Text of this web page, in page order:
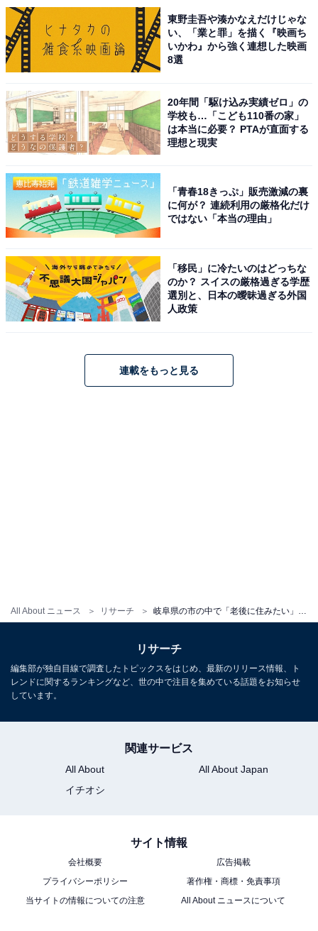
All About ニュース リサーチ
岐阜県の県庁所在地である岐阜市は、織田信長公ゆかり
の岐阜城や長良川の鵜飼といった歴史・自然環境を備え
つつ、名古屋への優れたアクセスを誇る極めて利便性の
高い都市です。JR岐阜駅および名鉄岐阜駅周辺の再整備
います。都市機能と自然・歴史資源のバランスの良さ
が、多くの支持を集める理由となりました。
「高齢者のためのサポートもしっかりしている」
（40代女性／熊本県）
「岐阜駅周辺や郊外には大型商業施設やスーパー、
ドラッグストアが点在しており、日常生活の買い物
こちらもおすすめ
東京23区で「老後に住みたいと思う区」ランキ
新】
東野圭吾や湊かなえだけじゃな
い、「業と罪」を描く『映画ち
いかわ』から強く連想した映画
8選
20年間「駆け込み実績ゼロ」の
学校も…「こども110番の家」
は本当に必要？ PTAが直面する
理想と現実
「青春18きっぷ」販売激減の裏
に何が？ 連続利用の厳格化だけ
ではない「本当の理由」
「移民」に冷たいのはどっちな
のか？ スイスの厳格過ぎる学歴
選別と、日本の曖昧過ぎる外国
人政策
連載をもっと見る
リサーチ
編集部が独自目線で調査したトピックスをはじめ、最新のリリース情報、ト
レンドに関するランキングなど、世の中で注目を集めている話題をお知らせ
しています。
関連サービス
All About
All About Japan
イチオシ
サイト情報
会社概要
広告掲載
プライバシーポリシー
著作権・商標・免責事項
当サイトの情報についての注意
All About ニュースについて